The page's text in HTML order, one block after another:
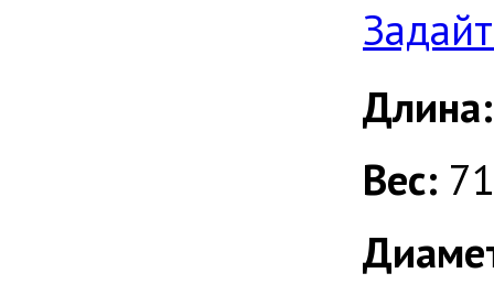
Длина:
Вес: